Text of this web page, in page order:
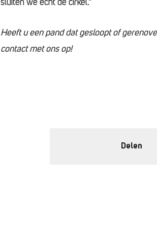
sluiten we echt de cirkel.”
Heeft u een pand dat gesloopt of
contact met ons op!
Delen